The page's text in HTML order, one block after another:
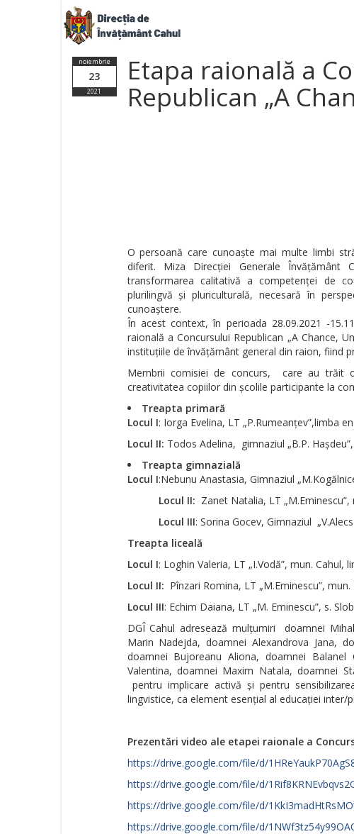
noiembrie
23
2021
Etapa raională a
Republican „A
O persoană care cunoaște mai multe limbi
diferit. Miza Direcției Generale Învățământ
transformarea calitativă a competenței de
plurilingvă și pluriculturală, necesară în
cunoaștere.
În acest context, în perioada 28.09.2021 -
raională a Concursului Republican „A Chance,
instituțiile de învățământ general din raion, fiind
Membrii comisiei de concurs, care au trăit
creativitatea copiilor din școlile participante la
Treapta primară
Locul I: Iorga Evelina, LT „P.Rumeanțev”,limba
Locul II: Todos Adelina, gimnaziul „B.P.
Treapta gimnazială
Locul I:Nebunu Anastasia, Gimnaziul
Locul II: Zanet Natalia, LT
Locul III: Sorina Gocev, Gimnaziul
Treapta liceală
Locul I: Loghin Valeria, LT „I.Vodă”, mun. Cahul,
Locul II: Pînzari Romina, LT „M.Eminescu”,
Locul III: Echim Daiana, LT „M. Eminescu”, s.
DGÎ Cahul adresează mulțumiri doamnei
Marin Nadejda, doamnei Alexandrova Jana,
doamnei Bujoreanu Aliona, doamnei Balanel
Valentina, doamnei Maxim Natala, doamnei
pentru implicare activă și pentru
lingvistice, ca element esențial al educației inter/
Prezentări video ale etapei raionale a
https://drive.google.com/file/d/
https://drive.google.com/file/d/
https://drive.google.com/file/d/
https://drive.google.com/file/d/